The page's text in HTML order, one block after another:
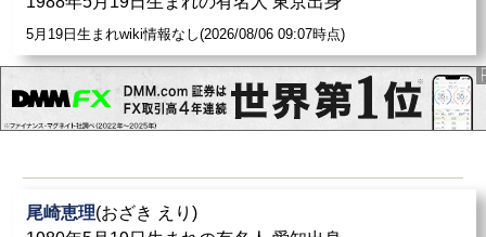
5月19日生まれwiki情報なし(2026/08/06 09:07時点)
尾崎恵理(おざき えり)